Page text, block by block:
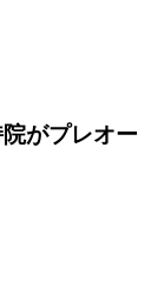
がプレオー